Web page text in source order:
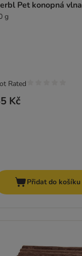
Pet konopná vlna
g
Kč
Rated
Přidat do košíku